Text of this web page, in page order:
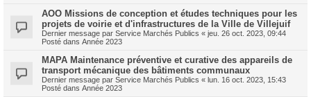
AOO Missions de conception et études techniques pour les
projets de voirie et d'infrastructures de la Ville de Villejuif
Dernier message par Service Marchés Publics « jeu. 26 oct. 2023, 09:44
Posté dans Année 2023
MAPA Maintenance préventive et curative des appareils de
transport mécanique des bâtiments communaux
Dernier message par Service Marchés Publics « lun. 16 oct. 2023, 15:43
Posté dans Année 2023